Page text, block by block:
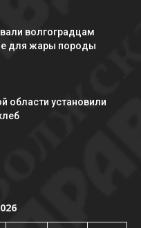
волгоградцам
для жары породы
области установили